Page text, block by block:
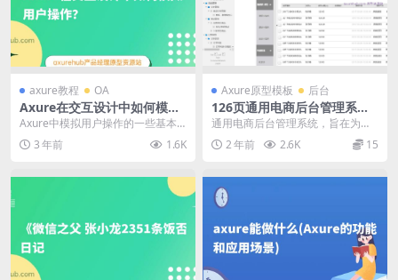
axure教程 OA
Axure在交互设计中如何模拟
用户操作？
Axure中模拟用户操作的一些基本
步骤： 你需要创建一个新的原型项
目。在Axur...
3 年前 1.6K
Axure原型模板 后台
126页通用电商后台管理系统
产品Axure原型模板案例下载
通用电商后台管理系统，旨在为电
商平台提供一个全面的后台管理解
决方案。 原型文档包...
2 年前 2.6K 15